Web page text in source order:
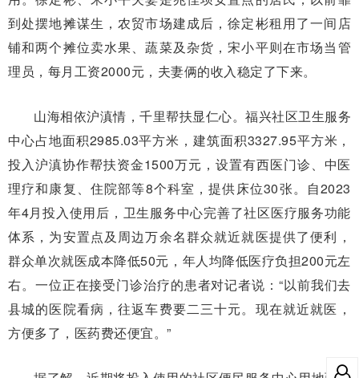
到处摆地摊谋生，农贸市场建成后，徐定彬租用了一间店
铺和两个摊位卖水果、蔬菜及杂货，宋小平则在市场当管
理员，每月工资2000元，夫妻俩的收入稳定了下来。
山海相依沪滇情，千里帮扶显仁心。福兴社区卫生服务
中心占地面积2985.03平方米，建筑面积3327.95平方米，
投入沪滇协作帮扶资金1500万元，设置有西医门诊、中医
理疗和康复、住院部等8个科室，提供床位30张。自2023
年4月投入使用后，卫生服务中心完善了社区医疗服务功能
体系，为安置点及周边万余名群众就近就医提供了便利，
群众单次就医成本降低50元，年人均降低医疗负担200元左
右。一位正在接受门诊治疗的患者对记者说：“以前我们去
县城的医院看病，往返车费要二三十元。现在就近就医，
方便多了，医药费还便宜。”